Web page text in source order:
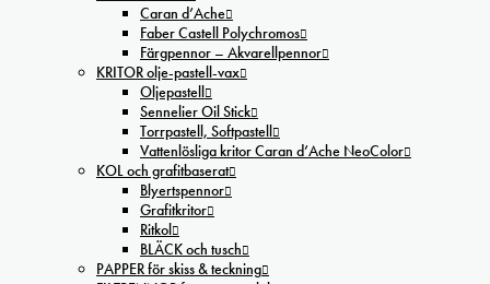
Caran d’Ache
Faber Castell Polychromos
Färgpennor – Akvarellpennor
KRITOR olje-pastell-vax
Oljepastell
Sennelier Oil Stick
Torrpastell, Softpastell
Vattenlösliga kritor Caran d’Ache NeoColor
KOL och grafitbaserat
Blyertspennor
Grafitkritor
Ritkol
BLÄCK och tusch
PAPPER för skiss & teckning